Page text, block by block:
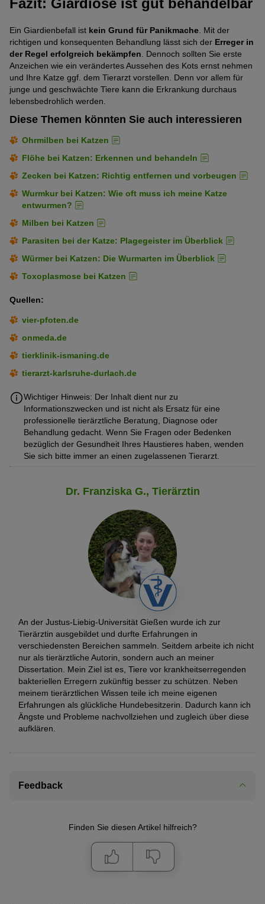
Ein Giardienbefall ist kein Grund für Panikmache . Mit der
richtigen und konsequenten Behandlung lässt sich der Erreger in
der Regel erfolgreich bekämpfen . Dennoch sollten Sie erste
Anzeichen wie ein verändertes Aussehen des Kots ernst nehmen
und Ihre Katze ggf. dem Tierarzt vorstellen. Denn vor allem für
junge und geschwächte Tiere kann die Erkrankung durchaus
lebensbedrohlich werden.
Diese Themen könnten Sie auch interessieren
Ohrmilben bei Katzen
Flöhe bei Katzen: Erkennen und behandeln
Zecken bei Katzen: Richtig entfernen und vorbeugen
Wurmkur bei Katzen: Wie oft muss ich meine Katze
entwurmen?
Milben bei Katzen
Parasiten bei der Katze: Plagegeister im Überblick
Würmer bei Katzen: Die Wurmarten im Überblick
Toxoplasmose bei Katzen
Quellen:
vier-pfoten.de
onmeda.de
tierklinik-ismaning.de
tierarzt-karlsruhe-durlach.de
Wichtiger Hinweis: Der Inhalt dient nur zu
Informationszwecken und ist nicht als Ersatz für eine
professionelle tierärztliche Beratung, Diagnose oder
Behandlung gedacht. Wenn Sie Fragen oder Bedenken
bezüglich der Gesundheit Ihres Haustieres haben, wenden
Sie sich bitte immer an einen zugelassenen Tierarzt.
Dr. Franziska G., Tierärztin
An der Justus-Liebig-Universität Gießen wurde ich zur
Tierärztin ausgebildet und durfte Erfahrungen in
verschiedensten Bereichen sammeln. Seitdem arbeite ich nicht
nur als tierärztliche Autorin, sondern auch an meiner
Dissertation. Mein Ziel ist es, Tiere vor krankheitserregenden
bakteriellen Erregern zukünftig besser zu schützen. Neben
meinem tierärztlichen Wissen teile ich meine eigenen
Erfahrungen als glückliche Hundebesitzerin. Dadurch kann ich
Ängste und Probleme nachvollziehen und zugleich über diese
aufklären.
Feedback
Finden Sie diesen Artikel hilfreich?